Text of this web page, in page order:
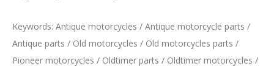
Keywords: Antique motorcycles / Antique motorcycle parts /
Antique parts / Old motorcycles / Old motorcycles parts /
Pioneer motorcycles / Oldtimer parts / Oldtimer motorcycles /